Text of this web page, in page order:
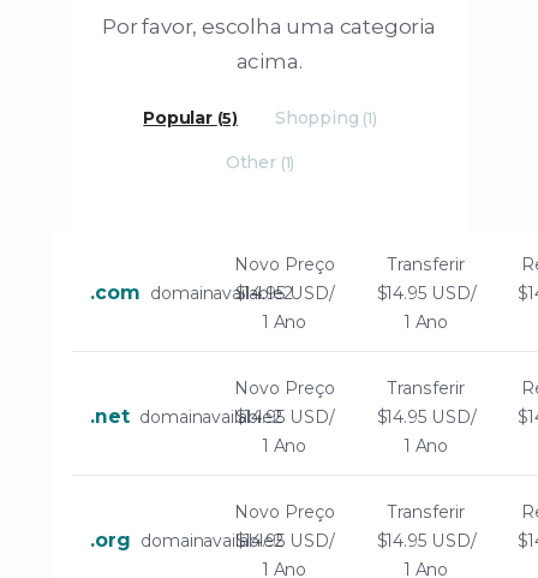
Por favor, escolha uma categoria
acima.
Popular (5) Shopping (1)
Other (1)
.com domainavailable2
Novo Preço
$14.95 USD/
1 Ano
Transferir
$14.95 USD/
1 Ano
.net domainavailable2
Novo Preço
$14.95 USD/
1 Ano
Transferir
$14.95 USD/
1 Ano
.org domainavailable2
Novo Preço
$14.95 USD/
1 Ano
Transferir
$14.95 USD/
1 Ano